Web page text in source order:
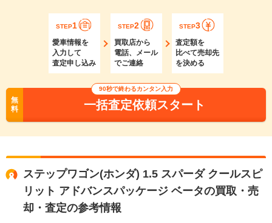
STEP1
愛車情報を
入力して
査定申し込み
STEP2
買取店から
電話、メール
でご連絡
STEP3
査定額を
比べて売却先
を決める
無
料
90秒で終わるカンタン入力
一括査定依頼スタート
ステップワゴン(ホンダ) 1.5 スパーダ クールスピ
リット アドバンスパッケージ ベータの買取・売
却・査定の参考情報